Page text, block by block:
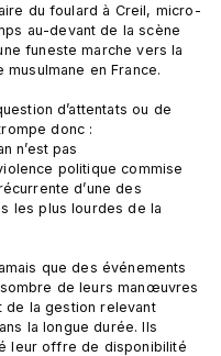
du foulard à Creil, micro-
au-devant de la scène
funeste marche vers la
en France.
d’attentats ou de
donc :
n’est pas
politique commise
d’une des
les plus lourdes de la
que des événements
de leurs manœuvres
de la gestion relevant
la longue durée. Ils
leur offre de disponibilité